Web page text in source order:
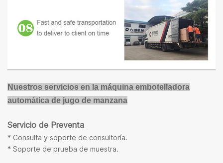
Nuestros servicios en la máquina embotelladora
automática de jugo de manzana
Servicio de Preventa
* Consulta y soporte de consultoría.
* Soporte de prueba de muestra.